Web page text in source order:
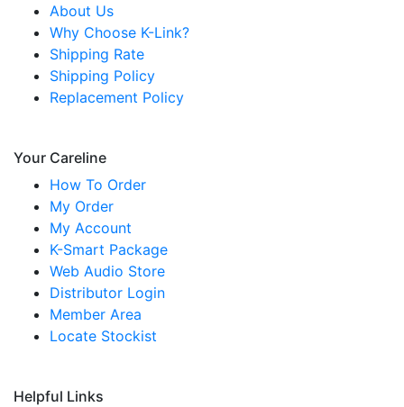
About Us
Why Choose K-Link?
Shipping Rate
Shipping Policy
Replacement Policy
Your Careline
How To Order
My Order
My Account
K-Smart Package
Web Audio Store
Distributor Login
Member Area
Locate Stockist
Helpful Links